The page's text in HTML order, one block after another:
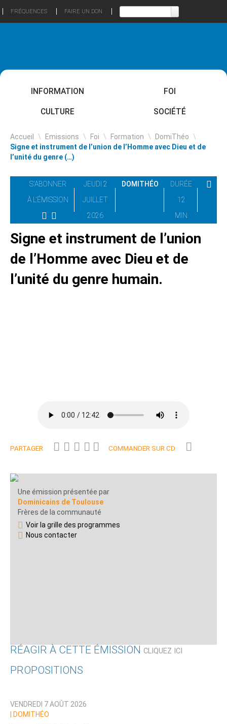
FRÉQUENCES FAIRE UN DON
INFORMATION FOI
CULTURE SOCIÉTÉ
Accueil \ Emissions \ Foi \ Formation \ DomiThéo \
Signe et instrument de l’union de l’Homme avec Dieu et de
l’unité du genre (…)
S'ABONNER
À L'ÉMISSION
JEUDI 2
JUILLET
2026
DOMITHÉO
DURÉE
12
MIN
Signe et instrument de l’union
de l’Homme avec Dieu et de
l’unité du genre humain.
PARTAGER COMMANDER SUR CD
Une émission présentée par
Dominicains de Toulouse
Frères de la communauté
Voir la grille des programmes
Nous contacter
RÉAGIR À CETTE ÉMISSION CLIQUEZ ICI
Nom
PROPOSITIONS
VENDREDI 7 AOÛT 2026
DOMITHÉO